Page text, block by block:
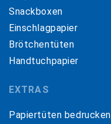
Snackboxen
Einschlagpapier
Brötchentüten
Handtuchpapier
EXTRAS
Papiertüten bedrucken